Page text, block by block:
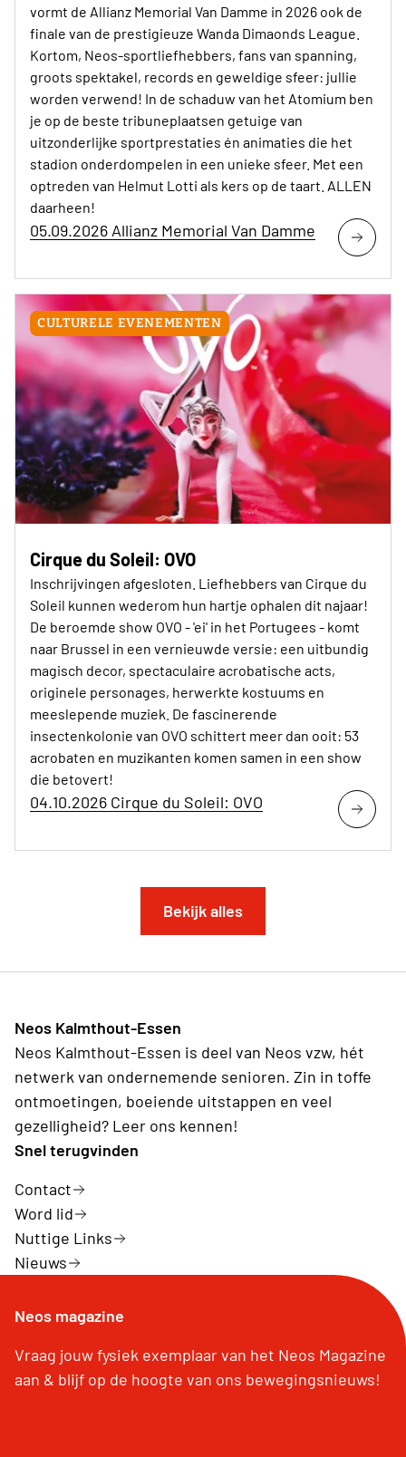
vormt de Allianz Memorial Van Damme in 2026 ook de
finale van de prestigieuze Wanda Dimaonds League.
Kortom, Neos-sportliefhebbers, fans van spanning,
groots spektakel, records en geweldige sfeer: jullie
worden verwend! In de schaduw van het Atomium ben
je op de beste tribuneplaatsen getuige van
uitzonderlijke sportprestaties én animaties die het
stadion onderdompelen in een unieke sfeer. Met een
optreden van Helmut Lotti als kers op de taart. ALLEN
daarheen!
05.09.2026 Allianz Memorial Van Damme
CULTURELE EVENEMENTEN
Cirque du Soleil: OVO
Inschrijvingen afgesloten. Liefhebbers van Cirque du
Soleil kunnen wederom hun hartje ophalen dit najaar!
De beroemde show OVO - 'ei' in het Portugees - komt
naar Brussel in een vernieuwde versie: een uitbundig
magisch decor, spectaculaire acrobatische acts,
originele personages, herwerkte kostuums en
meeslepende muziek. De fascinerende
insectenkolonie van OVO schittert meer dan ooit: 53
acrobaten en muzikanten komen samen in een show
die betovert!
04.10.2026 Cirque du Soleil: OVO
Bekijk alles
Neos Kalmthout-Essen
Neos Kalmthout-Essen is deel van Neos vzw, hét
netwerk van ondernemende senioren. Zin in toffe
ontmoetingen, boeiende uitstappen en veel
gezelligheid? Leer ons kennen!
Snel terugvinden
Contact
Word lid
Nuttige Links
Nieuws
Neos magazine
Vraag jouw fysiek exemplaar van het Neos Magazine
aan & blijf op de hoogte van ons bewegingsnieuws!